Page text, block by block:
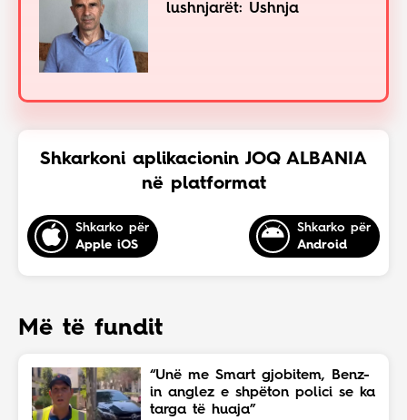
lushnjarët: Ushnja
Shkarkoni aplikacionin JOQ ALBANIA
në platformat
Shkarko për
Apple iOS
Shkarko për
Android
Më të fundit
“Unë me Smart gjobitem, Benz-
in anglez e shpëton polici se ka
targa të huaja”